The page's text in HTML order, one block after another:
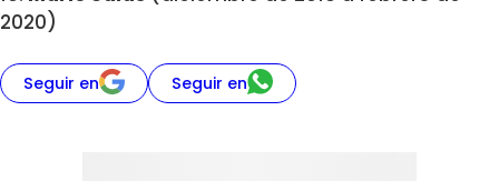
2020)
Seguir en Seguir en